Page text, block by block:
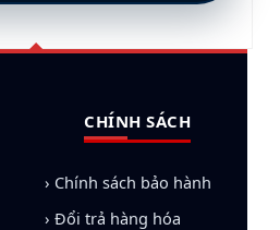
CHÍNH SÁCH
› Chính sách bảo hành
› Đổi trả hàng hóa